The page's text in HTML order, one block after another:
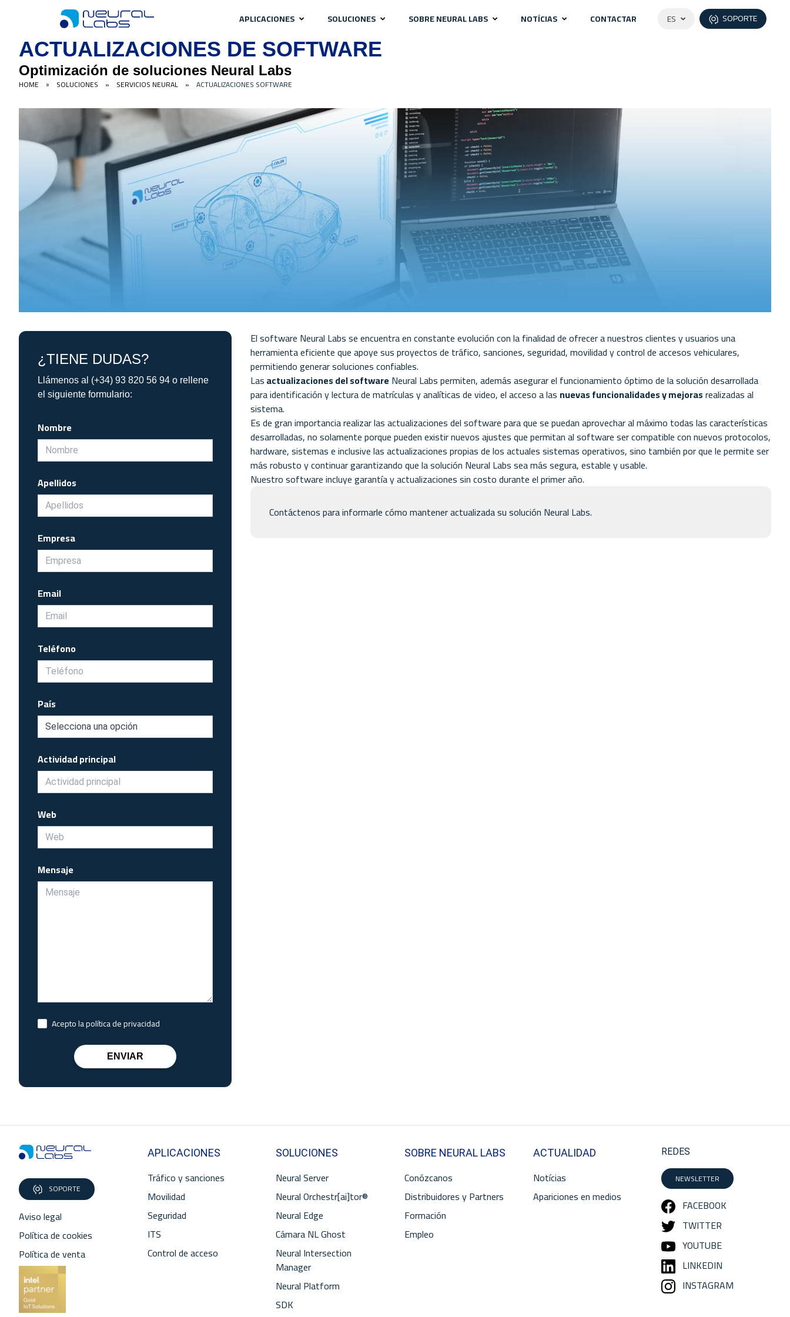
APLICACIONES SOLUCIONES SOBRE NEURAL LABS NOTÍCIAS CONTACTAR ES SOPORTE
ACTUALIZACIONES DE SOFTWARE
Optimización de soluciones Neural Labs
HOME » SOLUCIONES » SERVICIOS NEURAL » ACTUALIZACIONES SOFTWARE
¿TIENE DUDAS?
Llámenos al (+34) 93 820 56 94 o rellene
el siguiente formulario:
Nombre
Apellidos
Empresa
Email
Teléfono
País
Actividad principal
Web
Mensaje
Acepto la política de privacidad
ENVIAR
El software Neural Labs se encuentra en constante evolución con la finalidad de ofrecer a nuestros clientes y usuarios una
herramienta eficiente que apoye sus proyectos de tráfico, sanciones, seguridad, movilidad y control de accesos vehiculares,
permitiendo generar soluciones confiables.
Lasactualizaciones del softwareNeural Labs permiten, además asegurar el funcionamiento óptimo de la solución desarrollada
para identificación y lectura de matrículas y analíticas de video, el acceso a las nuevas funcionalidades y mejorasrealizadas al
sistema.
Es de gran importancia realizar las actualizaciones del software para que se puedan aprovechar al máximo todas las características
desarrolladas, no solamente porque pueden existir nuevos ajustes que permitan al software ser compatible con nuevos protocolos,
hardware, sistemas e inclusive las actualizaciones propias de los actuales sistemas operativos, sino también por que le permite ser
más robusto y continuar garantizando que la solución Neural Labs sea más segura, estable y usable.
Nuestro software incluye garantía y actualizaciones sin costo durante el primer año.
Contáctenospara informarle cómo mantener actualizada su solución Neural Labs.
SOPORTE
Aviso legal
Política de cookies
Política de venta
APLICACIONES
Tráfico y sanciones
Movilidad
Seguridad
ITS
Control de acceso
SOLUCIONES
Neural Server
Neural Orchestr[ai]tor®
Neural Edge
Cámara NL Ghost
Neural Intersection
Manager
Neural Platform
SDK
SOBRE NEURAL LABS
Conózcanos
Distribuidores y Partners
Formación
Empleo
ACTUALIDAD
Notícias
Apariciones en medios
REDES
NEWSLETTER
FACEBOOK
TWITTER
YOUTUBE
LINKEDIN
INSTAGRAM